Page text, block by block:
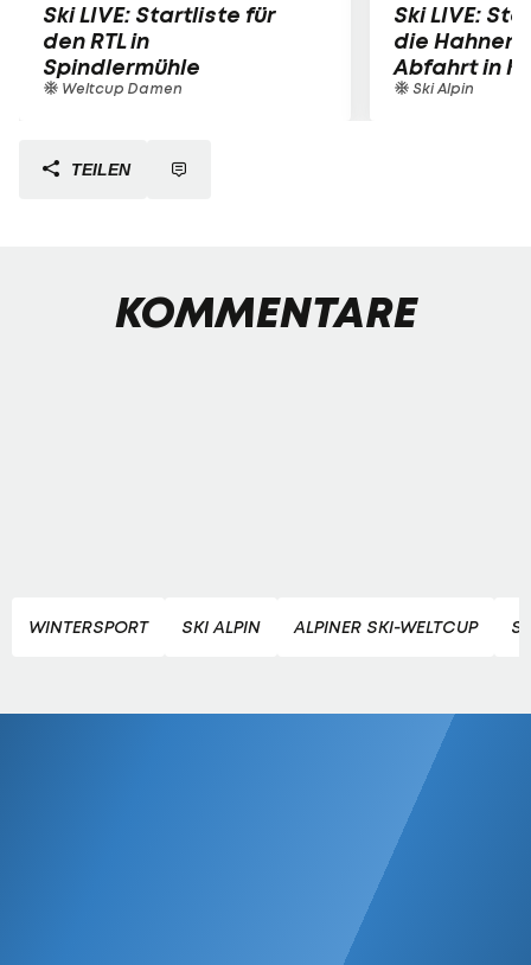
Ski LIVE: Startliste für
den RTL in
Spindlermühle
Weltcup Damen
Ski LIVE:
die
Abfahrt in
Ski Alpin
TEILEN
KOMMENTARE
WINTERSPORT SKI ALPIN ALPINER SKI-WELTCUP